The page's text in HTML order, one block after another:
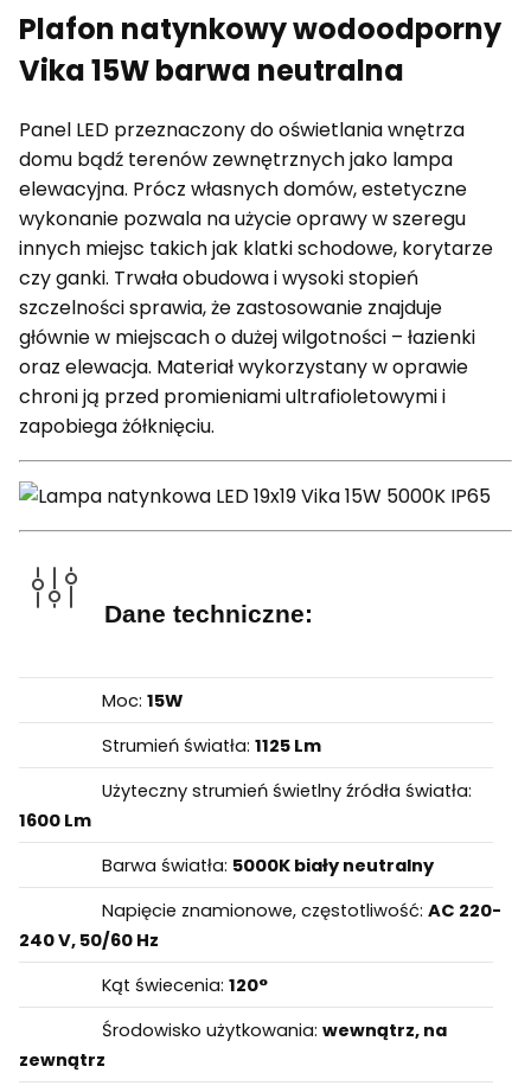
Plafon natynkowy wodoodporny
Vika 15W barwa neutralna
Panel LED przeznaczony do oświetlania wnętrza
domu bądź terenów zewnętrznych jako lampa
elewacyjna. Prócz własnych domów, estetyczne
wykonanie pozwala na użycie oprawy w szeregu
innych miejsc takich jak klatki schodowe, korytarze
czy ganki. Trwała obudowa i wysoki stopień
szczelności sprawia, że zastosowanie znajduje
głównie w miejscach o dużej wilgotności – łazienki
oraz elewacja. Materiał wykorzystany w oprawie
chroni ją przed promieniami ultrafioletowymi i
zapobiega żółknięciu.
Dane techniczne:
Moc: 15W
Strumień światła: 1125 Lm
Użyteczny strumień świetlny źródła światła:
1600 Lm
Barwa światła: 5000K biały neutralny
Napięcie znamionowe, częstotliwość: AC 220-
240 V, 50/60 Hz
Kąt świecenia: 120°
Środowisko użytkowania: wewnątrz, na
zewnątrz